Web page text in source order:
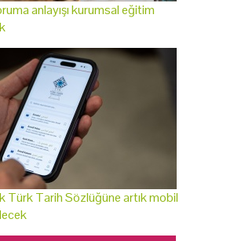
anlayışı kurumsal eğitim
Türk Tarih Sözlüğüne artık mobil